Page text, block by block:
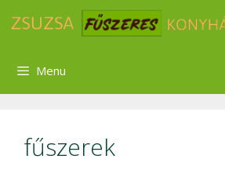
Menu
fűszerek